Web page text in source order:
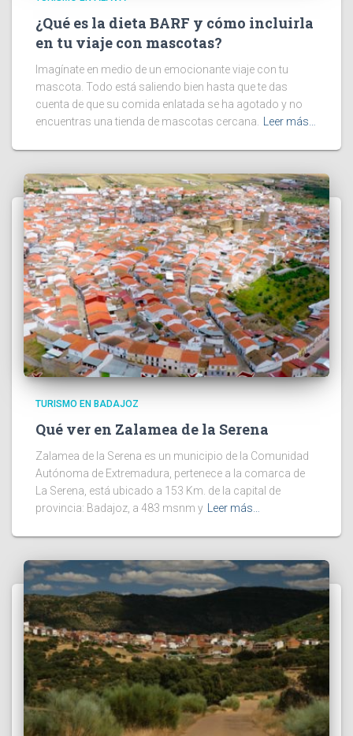
¿Qué es la dieta BARF y cómo incluirla
en tu viaje con mascotas?
Imagínate en medio de un emocionante viaje con tu
mascota. Todo está saliendo bien hasta que te das
cuenta de que su comida enlatada se ha agotado y no
encuentras una tienda de mascotas cercana.
Leer más…
TURISMO EN BADAJOZ
Qué ver en Zalamea de la Serena
Zalamea de la Serena es un municipio de la Comunidad
Autónoma de Extremadura, pertenece a la comarca de
La Serena, está ubicado a 153 Km. de la capital de
provincia: Badajoz, a 483 msnm y Leer más…